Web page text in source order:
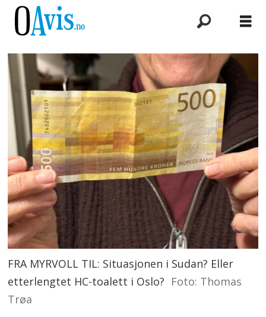
FRA MYRVOLL TIL: Situasjonen i Sudan? Eller
etterlengtet HC-toalett i Oslo? Foto: Thomas
Trøa